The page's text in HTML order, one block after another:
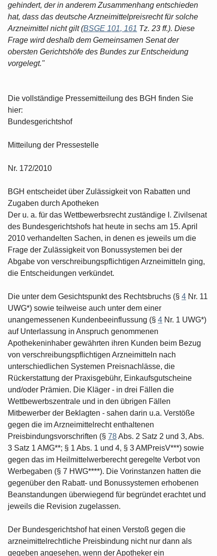
gehindert, der in anderem Zusammenhang entschieden
hat, dass das deutsche Arzneimittelpreisrecht für solche
Arzneimittel nicht gilt (BSGE 101, 161 Tz. 23 ff.). Diese
Frage wird deshalb dem Gemeinsamen Senat der
obersten Gerichtshöfe des Bundes zur Entscheidung
vorgelegt."
Die vollständige Pressemitteilung des BGH finden Sie
hier:
Bundesgerichtshof
Mitteilung der Pressestelle
Nr. 172/2010
BGH entscheidet über Zulässigkeit von Rabatten und
Zugaben durch Apotheken
Der u. a. für das Wettbewerbsrecht zuständige I. Zivilsenat
des Bundesgerichtshofs hat heute in sechs am 15. April
2010 verhandelten Sachen, in denen es jeweils um die
Frage der Zulässigkeit von Bonussystemen bei der
Abgabe von verschreibungspflichtigen Arzneimitteln ging,
die Entscheidungen verkündet.
Die unter dem Gesichtspunkt des Rechtsbruchs (§ 4 Nr. 11
UWG*) sowie teilweise auch unter dem einer
unangemessenen Kundenbeeinflussung (§ 4 Nr. 1 UWG*)
auf Unterlassung in Anspruch genommenen
Apothekeninhaber gewährten ihren Kunden beim Bezug
von verschreibungspflichtigen Arzneimitteln nach
unterschiedlichen Systemen Preisnachlässe, die
Rückerstattung der Praxisgebühr, Einkaufsgutscheine
und/oder Prämien. Die Kläger - in drei Fällen die
Wettbewerbszentrale und in den übrigen Fällen
Mitbewerber der Beklagten - sahen darin u.a. Verstöße
gegen die im Arzneimittelrecht enthaltenen
Preisbindungsvorschriften (§ 78Abs. 2 Satz 2 und 3, Abs.
3 Satz 1 AMG**; § 1 Abs. 1 und 4, § 3 AMPreisV***) sowie
gegen das im Heilmittelwerberecht geregelte Verbot von
Werbegaben (§ 7 HWG****). Die Vorinstanzen hatten die
gegenüber den Rabatt- und Bonussystemen erhobenen
Beanstandungen überwiegend für begründet erachtet und
jeweils die Revision zugelassen.
Der Bundesgerichtshof hat einen Verstoß gegen die
arzneimittelrechtliche Preisbindung nicht nur dann als
gegeben angesehen, wenn der Apotheker ein